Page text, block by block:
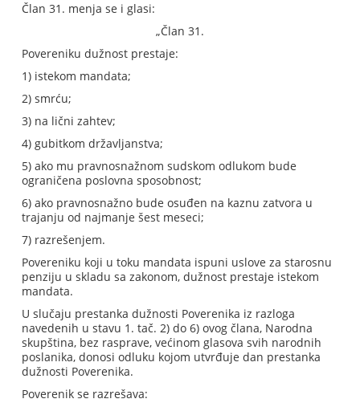
Član 31. menja se i glasi:
„Član 31.
Povereniku dužnost prestaje:
1) istekom mandata;
2) smrću;
3) na lični zahtev;
4) gubitkom državljanstva;
5) ako mu pravnosnažnom sudskom odlukom bude
ograničena poslovna sposobnost;
6) ako pravnosnažno bude osuđen na kaznu zatvora u
trajanju od najmanje šest meseci;
7) razrešenjem.
Povereniku koji u toku mandata ispuni uslove za starosnu
penziju u skladu sa zakonom, dužnost prestaje istekom
mandata.
U slučaju prestanka dužnosti Poverenika iz razloga
navedenih u stavu 1. tač. 2) do 6) ovog člana, Narodna
skupština, bez rasprave, većinom glasova svih narodnih
poslanika, donosi odluku kojom utvrđuje dan prestanka
dužnosti Poverenika.
Poverenik se razrešava: